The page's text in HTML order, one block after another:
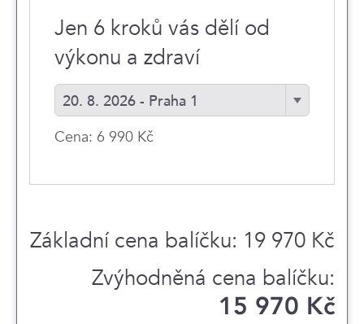
Jen 6 kroků vás dělí od
výkonu a zdraví
20. 8. 2026 - Praha 1
Cena: 6 990 Kč
Základní cena balíčku: 19 970 Kč
15 970 Kč